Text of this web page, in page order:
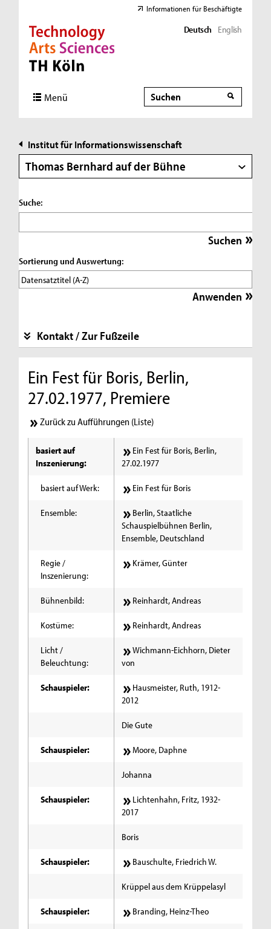
Direkt zur Hauptnavigation
Direkt zur Subnavigation
Direkt zum Inhalt
Direkt zum Fußbereich
Informationen für Beschäftigte
Deutsch English
Menü Suche
Suche
Institut für Informationswissenschaft
Thomas Bernhard auf der Bühne
Suche:
Sortierung und Auswertung:
Kontakt / Zur Fußzeile
Ein Fest für Boris, Berlin,
27.02.1977, Premiere
Zurück zu Aufführungen (Liste)
basiert auf
Inszenierung:
Ein Fest für Boris, Berlin,
27.02.1977
basiert auf Werk: Ein Fest für Boris
Ensemble:
Berlin, Staatliche
Schauspielbühnen Berlin,
Ensemble, Deutschland
Regie /
Inszenierung:
Krämer, Günter
Bühnenbild: Reinhardt, Andreas
Kostüme: Reinhardt, Andreas
Licht /
Beleuchtung:
Wichmann-Eichhorn, Dieter
von
Schauspieler:
Hausmeister, Ruth, 1912-
2012
Die Gute
Schauspieler: Moore, Daphne
Johanna
Schauspieler:
Lichtenhahn, Fritz, 1932-
2017
Boris
Schauspieler: Bauschulte, Friedrich W.
Krüppel aus dem Krüppelasyl
Schauspieler: Branding, Heinz-Theo